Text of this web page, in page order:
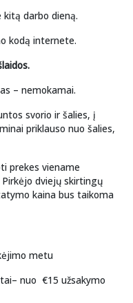
kitą darbo dieną.
kodą internete.
– nemokamai.
svorio ir šalies, į
priklauso nuo šalies,
prekes viename
dviejų skirtingų
kaina bus taikoma
metu
– nuo €15 užsakymo